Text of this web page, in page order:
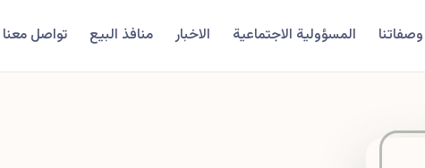
وصفاتنا المسؤولية الاجتماعية الاخبار منافذ البيع تواصل معنا